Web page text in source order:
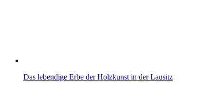
Das lebendige Erbe der Holzkunst in der Lausitz